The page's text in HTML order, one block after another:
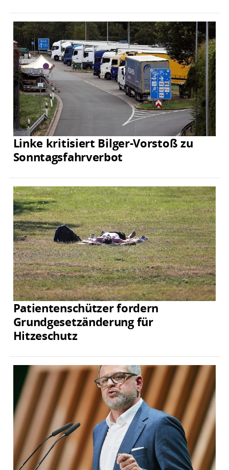
Linke kritisiert Bilger-Vorstoß zu
Sonntagsfahrverbot
Patientenschützer fordern
Grundgesetzänderung für
Hitzeschutz